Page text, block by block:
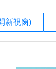
新視窗)